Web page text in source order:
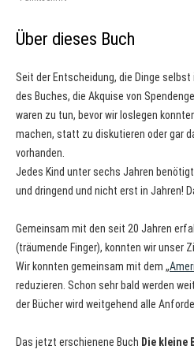
Über dieses Buch
Seit der Entscheidung, die Dinge
des Buches, die Akquise von
waren zu tun, bevor wir loslegen
machen, statt zu diskutieren oder gar
vorhanden.
Jedes Kind unter sechs Jahren
und dringend und nicht erst in Jahren!
Gemeinsam mit den seit 20 Jahren
(träumende Finger), konnten wir unser
Wir konnten gemeinsam mit dem „
reduzieren. Schon sehr bald werden
der Bücher wird weitgehend alle
Das jetzt erschienene Buch Die kleine